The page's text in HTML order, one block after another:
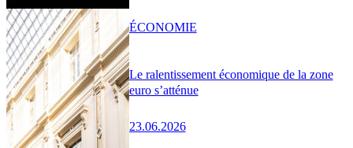
Le ralentissement économique de la zone
euro s’atténue
23.06.2026
ÉCONOMIE